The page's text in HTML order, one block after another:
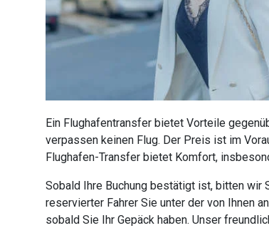
Ein Flughafentransfer bietet Vorteile
verpassen keinen Flug. Der Preis ist im
Flughafen-Transfer bietet Komfort,
Sobald Ihre Buchung bestätigt ist, bitten wir
reservierter Fahrer Sie unter der von Ihnen
sobald Sie Ihr Gepäck haben. Unser